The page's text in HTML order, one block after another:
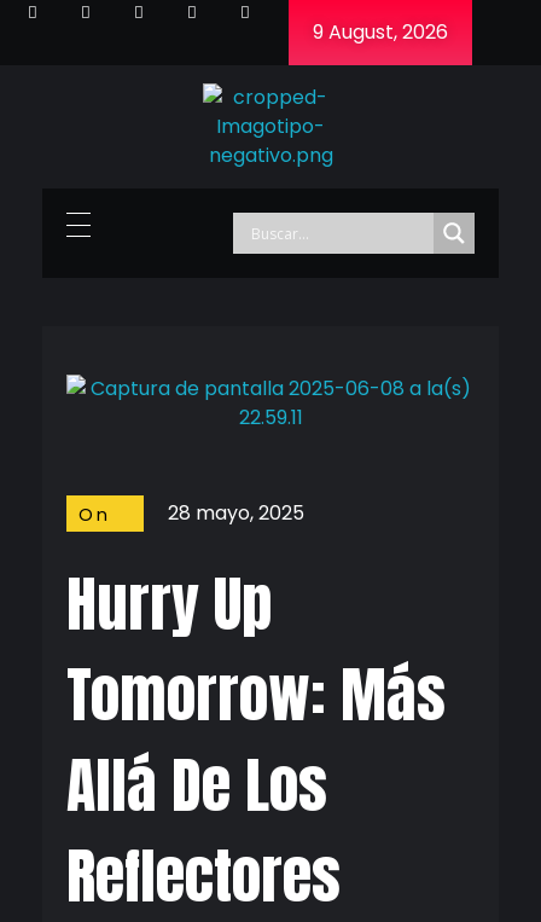
9 August, 2026
Hurry Up
Tomorrow: Más
Allá De Los
Reflectores
28 mayo, 2025
On